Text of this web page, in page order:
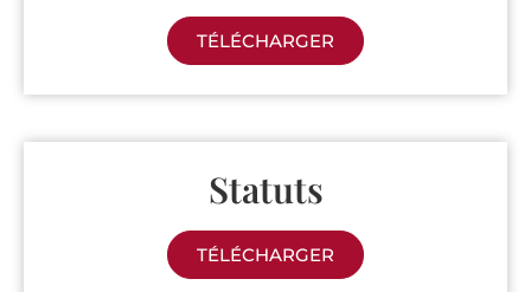
TÉLÉCHARGER
Statuts
TÉLÉCHARGER